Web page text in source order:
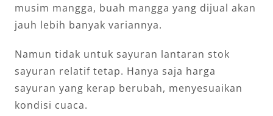
musim mangga, buah mangga yang dijual akan
jauh lebih banyak variannya.
Namun tidak untuk sayuran lantaran stok
sayuran relatif tetap. Hanya saja harga
sayuran yang kerap berubah, menyesuaikan
kondisi cuaca.